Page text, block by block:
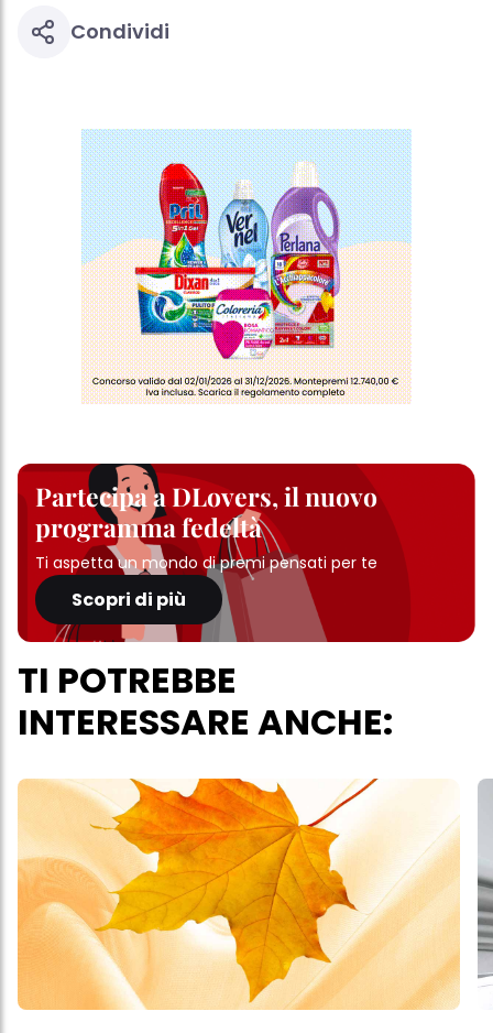
Condividi
Partecipa a DLovers, il nuovo
programma fedeltà
Ti aspetta un mondo di premi pensati per te
Scopri di più
TI POTREBBE
INTERESSARE ANCHE:
sezione "Impostazioni cookie" collegata nel piè di pagina. Per
ulteriori informazioni sui cookie utilizzati su questo sito Web, in
Se fai clic su "Modifica" potrai trovare maggiori informazioni sul
trattamento dei tuoi dati / sull'uso dei cookie e consentirli per uno o
più degli scopi sopra menzionati. Cliccando su "Accetta tutto",
acconsenti all'uso dei cookie e al trattamento dei tuoi dati
personali per tutte le finalità sopra indicate. Se fai clic su "Rifiuta",
verranno utilizzati solo i cookie tecnicamente necessari per fornirti
questo sito web.